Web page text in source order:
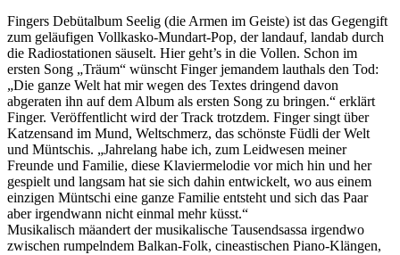
Fingers Debütalbum Seelig (die Armen im Geiste) ist das Gegengift
zum geläufigen Vollkasko-Mundart-Pop, der landauf, landab durch
die Radiostationen säuselt. Hier geht’s in die Vollen. Schon im
ersten Song „Träum“ wünscht Finger jemandem lauthals den Tod:
„Die ganze Welt hat mir wegen des Textes dringend davon
abgeraten ihn auf dem Album als ersten Song zu bringen.“ erklärt
Finger. Veröffentlicht wird der Track trotzdem. Finger singt über
Katzensand im Mund, Weltschmerz, das schönste Füdli der Welt
und Müntschis. „Jahrelang habe ich, zum Leidwesen meiner
Freunde und Familie, diese Klaviermelodie vor mich hin und her
gespielt und langsam hat sie sich dahin entwickelt, wo aus einem
einzigen Müntschi eine ganze Familie entsteht und sich das Paar
aber irgendwann nicht einmal mehr küsst.“
Musikalisch mäandert der musikalische Tausendsassa irgendwo
zwischen rumpelndem Balkan-Folk, cineastischen Piano-Klängen,